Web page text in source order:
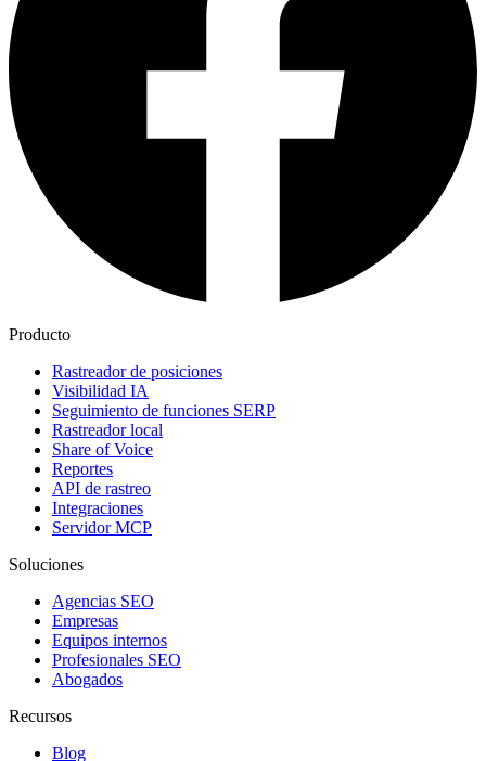
Producto
Rastreador de posiciones
Visibilidad IA
Seguimiento de funciones SERP
Rastreador local
Share of Voice
Reportes
API de rastreo
Integraciones
Servidor MCP
Soluciones
Agencias SEO
Empresas
Equipos internos
Profesionales SEO
Abogados
Recursos
Blog